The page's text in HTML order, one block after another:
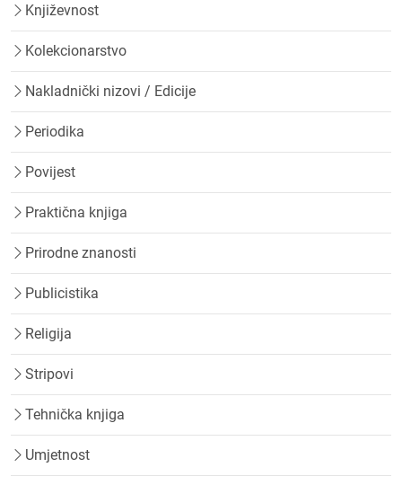
Književnost
Kolekcionarstvo
Nakladnički nizovi / Edicije
Periodika
Povijest
Praktična knjiga
Prirodne znanosti
Publicistika
Religija
Stripovi
Tehnička knjiga
Umjetnost